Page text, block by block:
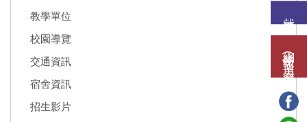
網路報名(填表)系統
教學單位
校園導覽
交通資訊
宿舍資訊
招生影片